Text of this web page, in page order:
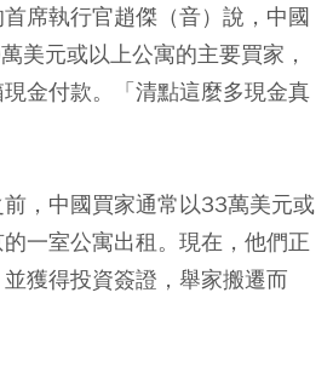
席執行官趙傑（音）說， 中國
美元或以上公寓的主要買家，
金付款。「清點這麼多現金真
，中國買家通常以33萬美元或
一室公寓出租。現在，他們正
獲得投資簽證，舉家搬遷而